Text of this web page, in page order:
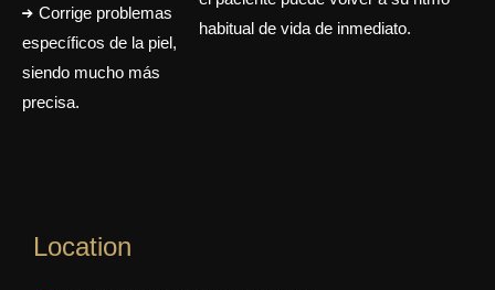
Corrige problemas
específicos de la piel,
siendo mucho más
precisa.
habitual de vida de inmediato.
Location